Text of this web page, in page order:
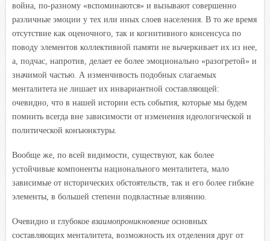
война, по-разному «вспоминаются» и вызывают совершенно
различные эмоции у тех или иных слоев населения. В то же время
отсутствие как оценочного, так и когнитивного консенсуса по
поводу элементов коллективной памяти не вычеркивает их из нее,
а, подчас, напротив, делает ее более эмоционально «разогретой» и
значимой частью. А изменчивость подобных слагаемых
менталитета не лишает их инвариантной составляющей:
очевидно, что в нашей истории есть события, которые мы будем
помнить всегда вне зависимости от изменения идеологической и
политической конъюнктуры.
Вообще же, по всей видимости, существуют, как более
устойчивые компоненты национального менталитета, мало
зависимые от исторических обстоятельств, так и его более гибкие
элементы, в большей степени подвластные влиянию.
Очевидно и глубокое взаимопроникновение основных
составляющих менталитета, возможность их отделения друг от